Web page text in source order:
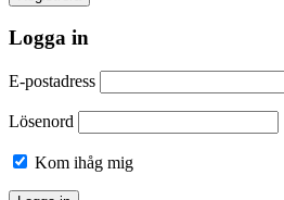
Logga in
E-postadress
Lösenord
Kom ihåg mig